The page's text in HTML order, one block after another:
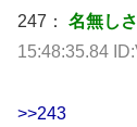
247： 名無し
15:48:35.84
>>243